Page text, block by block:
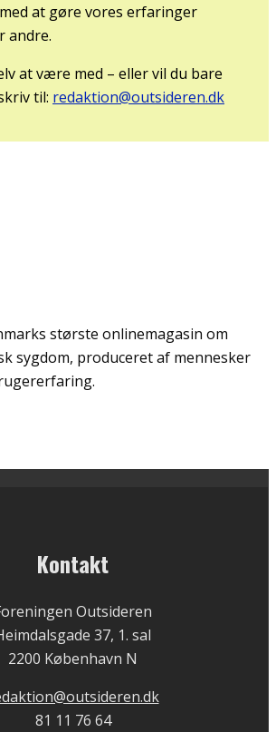
at gøre vores erfaringer
andre.
at være med – eller vil du bare
til: redaktion@outsideren.dk
største onlinemagasin om
sygdom, produceret af mennesker
Kontakt
Outsideren
37, 1. sal
2200 København N
81 11 76 64